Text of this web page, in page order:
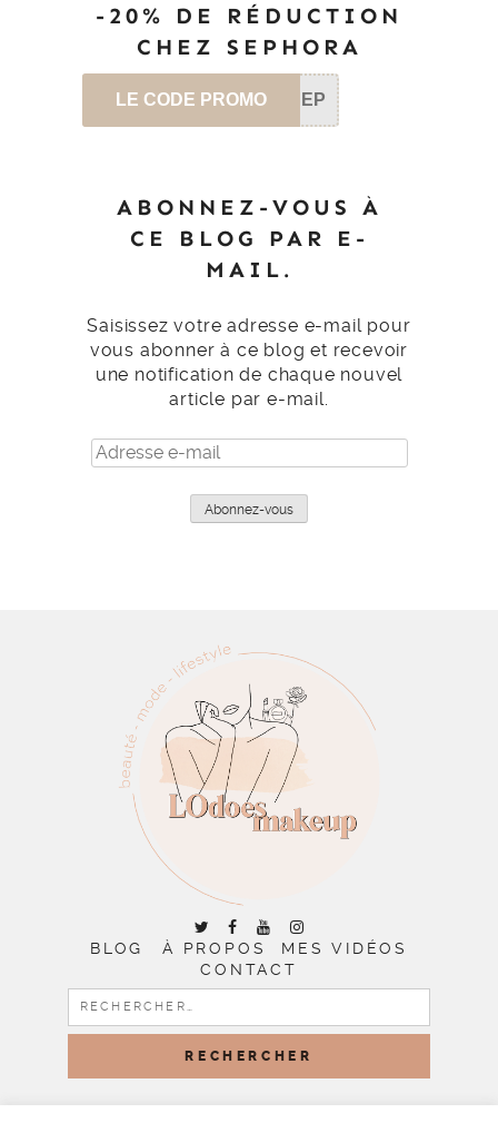
-20% DE RÉDUCTION
CHEZ SEPHORA
LE CODE PROMO SEP
ABONNEZ-VOUS À
CE BLOG PAR E-
MAIL.
Saisissez votre adresse e-mail pour
vous abonner à ce blog et recevoir
une notification de chaque nouvel
article par e-mail.
Adresse
e-
Abonnez-vous
BLOG À PROPOS
MES VIDÉOS
CONTACT
RECHERCHER :